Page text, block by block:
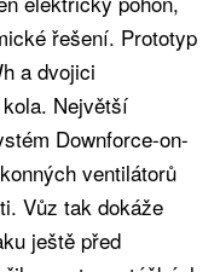
řešení. Prototyp
a dvojici
Největší
Downforce-on-
ventilátorů
Vůz tak dokáže
ještě před